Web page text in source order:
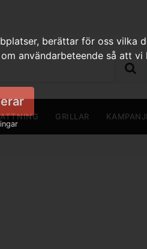
GRILLAR
berättar för oss vilka
användarbeteende så att